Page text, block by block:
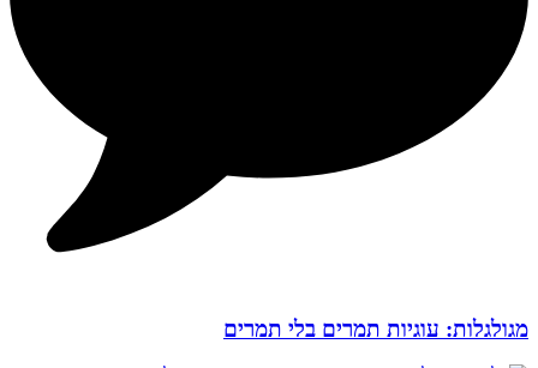
מגולגלות: עוגיות תמרים בלי תמרים